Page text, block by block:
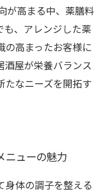
が高まる中、薬膳料
も、アレンジした薬
の高まったお客様に
酒屋が栄養バランス
たなニーズを開拓す
ニューの魅力
身体の調子を整える